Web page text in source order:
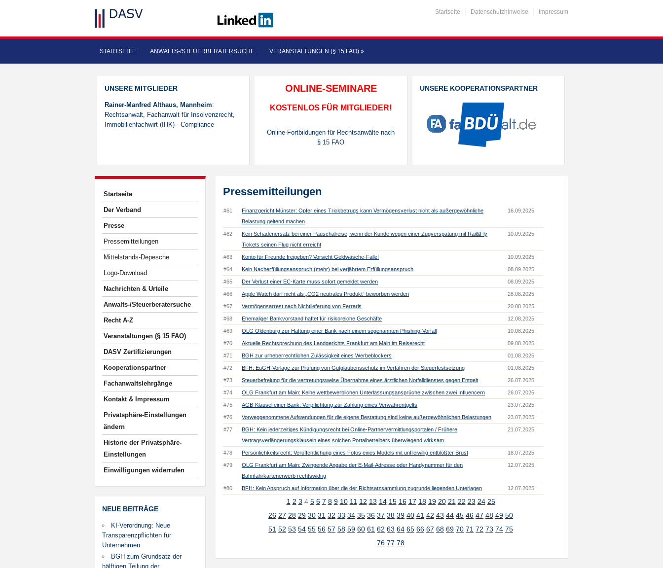
Startseite Datenschutzhinweise Impressum
STARTSEITE ANWALTS-/STEUERBERATERSUCHE VERANSTALTUNGEN (§ 15 FAO) »
UNSERE MITGLIEDER
Rainer-Manfred Althaus, Mannheim:
Rechtsanwalt, Fachanwalt für Insolvenzrecht,
Immobilienfachwirt (IHK) - Compliance
ONLINE-SEMINARE
KOSTENLOS FÜR MITGLIEDER!
Online-Fortbildungen für Rechtsanwälte nach
§ 15 FAO
UNSERE KOOPERATIONSPARTNER
Startseite
Der Verband
Presse
Pressemitteilungen
Mittelstands-Depesche
Logo-Download
Nachrichten & Urteile
Anwalts-/Steuerberatersuche
Recht A-Z
Veranstaltungen (§ 15 FAO)
DASV Zertifizierungen
Kooperationspartner
Fachanwaltslehrgänge
Kontakt & Impressum
Privatsphäre-Einstellungen
ändern
Historie der Privatsphäre-
Einstellungen
Einwilligungen widerrufen
NEUE BEITRÄGE
KI-Verordnung: Neue
Transparenzpflichten für
Unternehmen
BGH zum Grundsatz der
hälftigen Teilung der
Pressemitteilungen
#61
Finanzgericht Münster: Opfer eines Trickbetrugs kann Vermögensverlust nicht als außergewöhnliche
Belastung geltend machen
16.09.2025
#62
Kein Schadenersatz bei einer Pauschalreise, wenn der Kunde wegen einer Zugverspätung mit Rail&Fly
Tickets seinen Flug nicht erreicht
10.09.2025
#63 Konto für Freunde freigeben? Vorsicht Geldwäsche-Falle! 10.09.2025
#64 Kein Nacherfüllungsanspruch (mehr) bei verjährtem Erfüllungsanspruch 08.09.2025
#65 Der Verlust einer EC-Karte muss sofort gemeldet werden 08.09.2025
#66 Apple Watch darf nicht als „CO2 neutrales Produkt“ beworben werden 28.08.2025
#67 Vermögensarrest nach Nichtlieferung von Ferraris 20.08.2025
#68 Ehemaliger Bankvorstand haftet für risikoreiche Geschäfte 12.08.2025
#69 OLG Oldenburg zur Haftung einer Bank nach einem sogenannten Phishing-Vorfall 10.08.2025
#70 Aktuelle Rechtsprechung des Landgerichts Frankfurt am Main im Reiserecht 09.08.2025
#71 BGH zur urheberrechtlichen Zulässigkeit eines Werbeblockers 01.08.2025
#72 BFH: EuGH-Vorlage zur Prüfung von Gutglaubensschutz im Verfahren der Steuerfestsetzung 01.08.2025
#73 Steuerbefreiung für die vertretungsweise Übernahme eines ärztlichen Notfalldienstes gegen Entgelt 26.07.2025
#74 OLG Frankfurt am Main: Keine wettbewerblichen Unterlassungsansprüche zwischen zwei Influencern 26.07.2025
#75 AGB-Klausel einer Bank: Verpflichtung zur Zahlung eines Verwahrentgelts 23.07.2025
#76 Vorweggenommene Aufwendungen für die eigene Bestattung sind keine außergewöhnlichen Belastungen 23.07.2025
#77
BGH: Kein jederzeitiges Kündigungsrecht bei Online-Partnervermittlungsportalen / Frühere
Vertragsverlängerungsklauseln eines solchen Portalbetreibers überwiegend wirksam
21.07.2025
#78 Persönlichkeitsrecht: Veröffentlichung eines Fotos eines Models mit unfreiwillig entblößter Brust 18.07.2025
#79
OLG Frankfurt am Main: Zwingende Angabe der E-Mail-Adresse oder Handynummer für den
Bahnfahrkartenerwerb rechtswidrig
12.07.2025
#80 BFH: Kein Anspruch auf Information über die der Richtsatzsammlung zugrunde liegenden Unterlagen 12.07.2025
1 2 3 4 5 6 7 8 9 10 11 12 13 14 15 16 17 18 19 20 21 22 23 24 25
26 27 28 29 30 31 32 33 34 35 36 37 38 39 40 41 42 43 44 45 46 47 48 49 50
51 52 53 54 55 56 57 58 59 60 61 62 63 64 65 66 67 68 69 70 71 72 73 74 75
76 77 78